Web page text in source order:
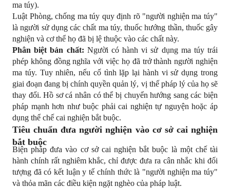
ma túy).
Luật Phòng, chống ma túy quy định rõ "người nghiện ma túy"
là người sử dụng các chất ma túy, thuốc hướng thần, thuốc gây
nghiện và cơ thể họ đã bị lệ thuộc vào các chất này.
Phân biệt bản chất: Người có hành vi sử dụng ma túy trái
phép không đồng nghĩa với việc họ đã trở thành người nghiện
ma túy. Tuy nhiên, nếu cố tình lặp lại hành vi sử dụng trong
giai đoạn đang bị chính quyền quản lý, vị thế pháp lý của họ sẽ
thay đổi. Hồ sơ cá nhân có thể bị chuyển hướng sang các biện
pháp mạnh hơn như buộc phải cai nghiện tự nguyện hoặc áp
dụng thể chế cai nghiện bắt buộc.
Tiêu chuẩn đưa người nghiện vào cơ sở cai nghiện
bắt buộc
Biện pháp đưa vào cơ sở cai nghiện bắt buộc là một chế tài
hành chính rất nghiêm khắc, chỉ được đưa ra cân nhắc khi đối
tượng đã có kết luận y tế chính thức là "người nghiện ma túy"
và thỏa mãn các điều kiện ngặt nghèo của pháp luật.